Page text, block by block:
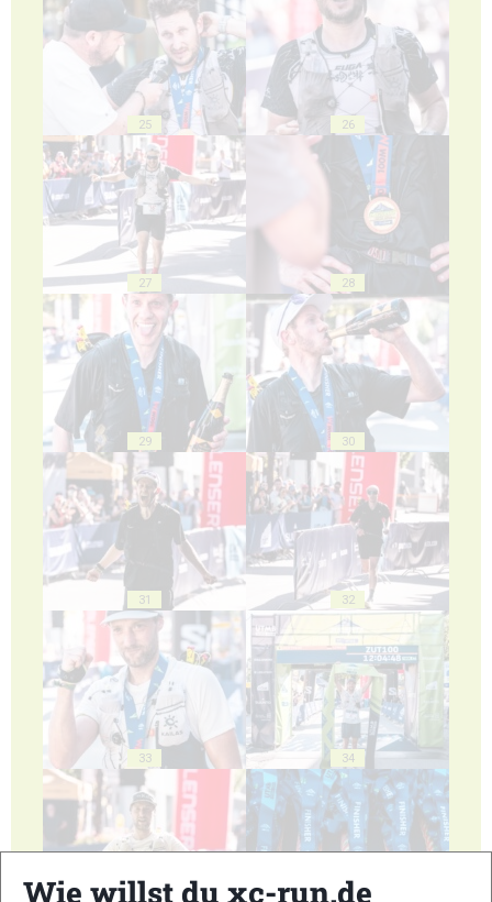
25 26
27 28
29 30
31 32
33 34
Wie willst du xc-run.de